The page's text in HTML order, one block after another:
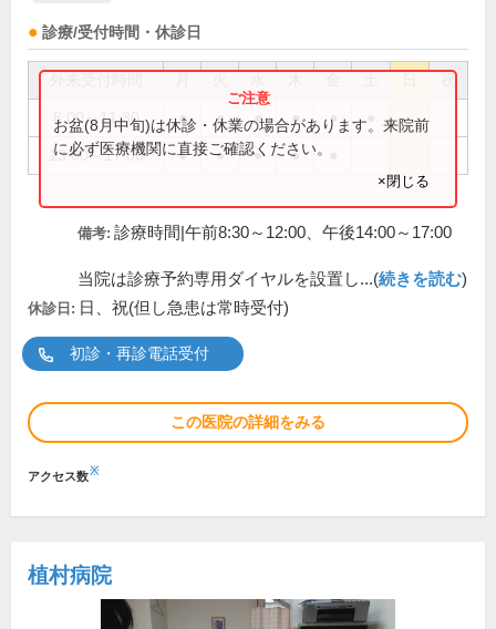
診療/受付時間・休診日
祝
8:00～11:30 ● ● ● ● ●
13:00～17:00 ● ● ● ●
お盆(8月中旬)は休診・休業の場合があります。来院前
に必ず医療機関に直接ご確認ください。
×閉じる
備考: 診療時間|午前8:30～12:00、午後14:00～17:00
当院は診療予約専用ダイヤルを設置し...(続きを読む)
休診日: 日、祝(但し急患は常時受付)
初診・再診電話受付
この医院の詳細をみる
アクセス数※
植村病院